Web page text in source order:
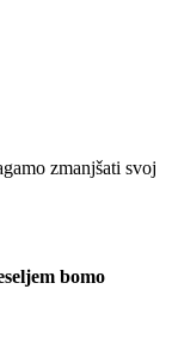
zmanjšati svoj
bomo